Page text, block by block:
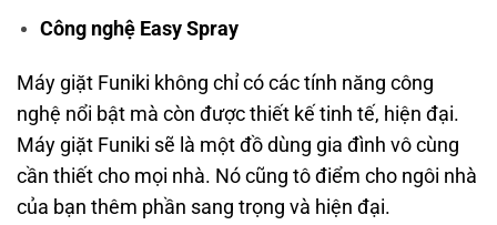
Công nghệ Easy Spray
Máy giặt Funiki không chỉ có các tính năng công
nghệ nổi bật mà còn được thiết kế tinh tế, hiện đại.
Máy giặt Funiki sẽ là một đồ dùng gia đình vô cùng
cần thiết cho mọi nhà. Nó cũng tô điểm cho ngôi nhà
của bạn thêm phần sang trọng và hiện đại.